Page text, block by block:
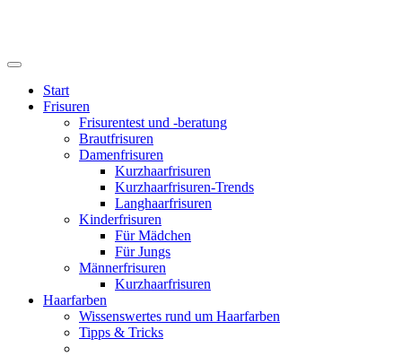
Start
Frisuren
Frisurentest und -beratung
Brautfrisuren
Damenfrisuren
Kurzhaarfrisuren
Kurzhaarfrisuren-Trends
Langhaarfrisuren
Kinderfrisuren
Für Mädchen
Für Jungs
Männerfrisuren
Kurzhaarfrisuren
Haarfarben
Wissenswertes rund um Haarfarben
Tipps & Tricks